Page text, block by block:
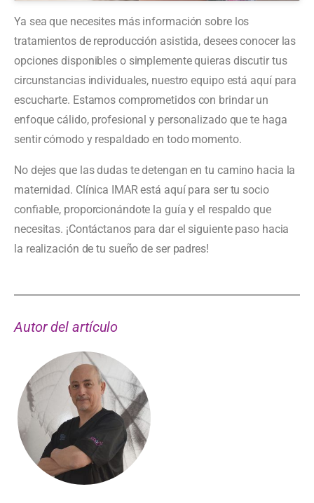
Ya sea que necesites más información sobre los
tratamientos de reproducción asistida, desees conocer las
opciones disponibles o simplemente quieras discutir tus
circunstancias individuales, nuestro equipo está aquí para
escucharte. Estamos comprometidos con brindar un
enfoque cálido, profesional y personalizado que te haga
sentir cómodo y respaldado en todo momento.
No dejes que las dudas te detengan en tu camino hacia la
maternidad. Clínica IMAR está aquí para ser tu socio
confiable, proporcionándote la guía y el respaldo que
necesitas. ¡Contáctanos para dar el siguiente paso hacia
la realización de tu sueño de ser padres!
Autor del artículo